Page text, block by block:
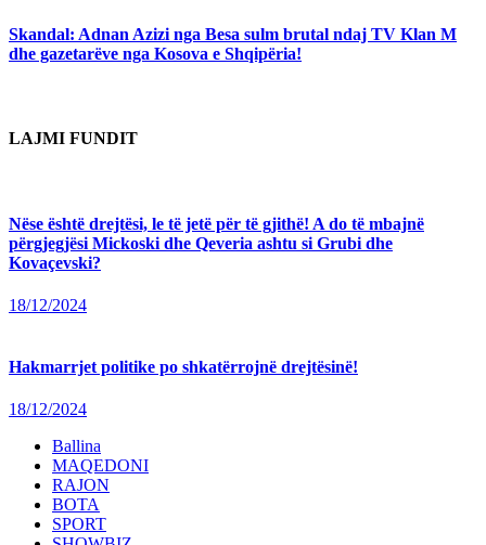
Skandal: Adnan Azizi nga Besa sulm brutal ndaj TV Klan M
dhe gazetarëve nga Kosova e Shqipëria!
LAJMI FUNDIT
Nëse është drejtësi, le të jetë për të gjithë! A do të mbajnë
përgjegjësi Mickoski dhe Qeveria ashtu si Grubi dhe
Kovaçevski?
18/12/2024
Hakmarrjet politike po shkatërrojnë drejtësinë!
18/12/2024
Ballina
MAQEDONI
RAJON
BOTA
SPORT